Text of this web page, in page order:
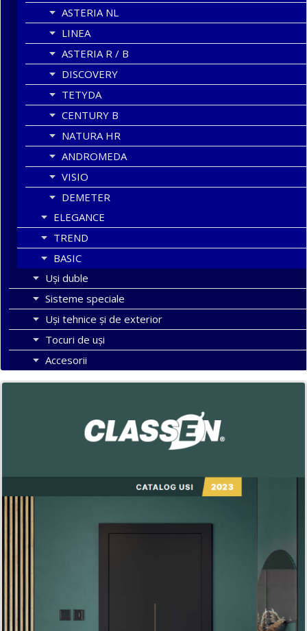
ASTERIA NL
LINEA
ASTERIA R / B
DISCOVERY
TETYDA
CENTURY B
NATURA HR
ANDROMEDA
VISIO
DEMETER
ELEGANCE
TREND
BASIC
Uşi duble
Sisteme speciale
Uși tehnice și de exterior
Tocuri de uși
Accesorii